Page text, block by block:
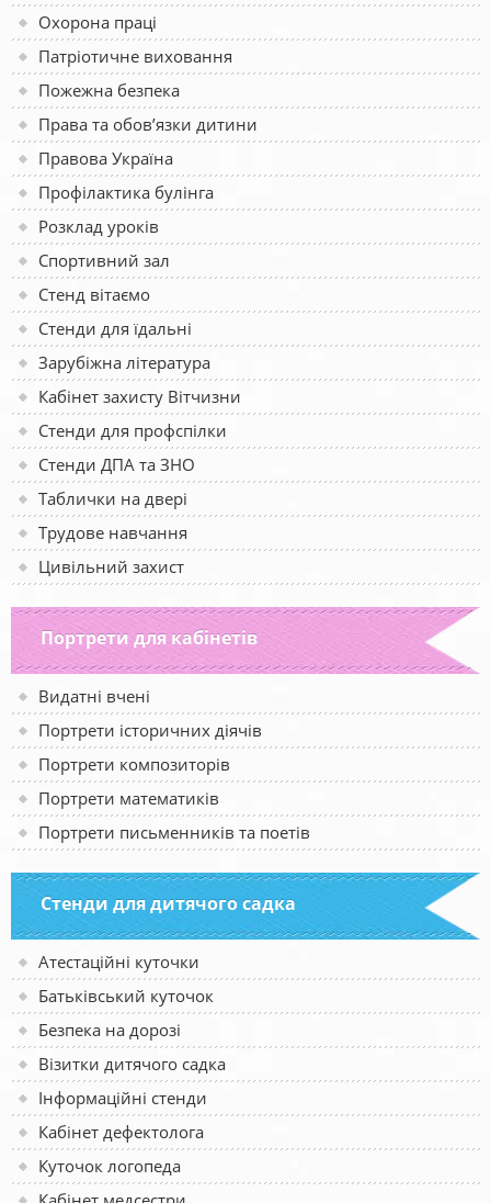
Охорона праці
Патріотичне виховання
Пожежна безпека
Права та обов’язки дитини
Правова Україна
Профілактика булінга
Розклад уроків
Спортивний зал
Стенд вітаємо
Стенди для їдальні
Зарубіжна література
Кабінет захисту Вітчизни
Стенди для профспілки
Стенди ДПА та ЗНО
Таблички на двері
Трудове навчання
Цивільний захист
Портрети для кабінетів
Видатні вчені
Портрети історичних діячів
Портрети композиторів
Портрети математиків
Портрети письменників та поетів
Стенди для дитячого садка
Атестаційні куточки
Батьківський куточок
Безпека на дорозі
Візитки дитячого садка
Інформаційні стенди
Кабінет дефектолога
Куточок логопеда